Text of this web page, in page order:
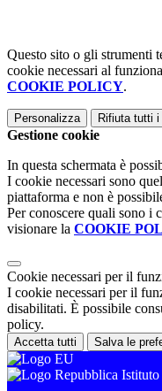
Questo sito o gli strumenti
cookie necessari al
COOKIE POLICY.
Personalizza Rifiuta tutti i
Gestione cookie
In questa schermata è
I cookie necessari sono
piattaforma e non è
Per conoscere quali sono i
visionare la COOKIE
Cookie necessari per il
I cookie necessari per il
disabilitati. È possibile
policy.
Accetta tutti Salva le
Istituto